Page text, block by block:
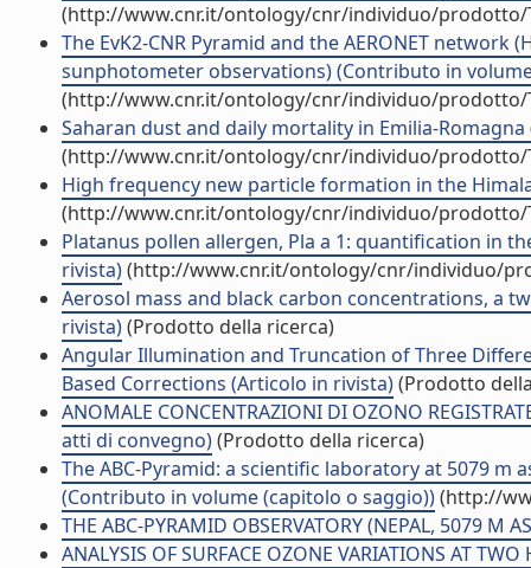
(http://www.cnr.it/ontology/cnr/individuo/prodotto/
The EvK2-CNR Pyramid and the AERONET
sunphotometer observations) (Contributo in
(http://www.cnr.it/ontology/cnr/individuo/prodotto/
Saharan dust and daily mortality in Emilia-
(http://www.cnr.it/ontology/cnr/individuo/prodotto/
High frequency new particle formation in the
(http://www.cnr.it/ontology/cnr/individuo/prodotto/
Platanus pollen allergen, Pla a 1: quantification in
rivista)(http://www.cnr.it/ontology/cnr/individuo/
Aerosol mass and black carbon concentrations, a
rivista)(Prodotto della ricerca)
Angular Illumination and Truncation of Three
Based Corrections (Articolo in rivista)(Prodotto
ANOMALE CONCENTRAZIONI DI OZONO
atti di convegno)(Prodotto della ricerca)
The ABC-Pyramid: a scientific laboratory at 5079
(Contributo in volume (capitolo o saggio))(http://
THE ABC-PYRAMID OBSERVATORY (NEPAL, 5079
ANALYSIS OF SURFACE OZONE VARIATIONS AT